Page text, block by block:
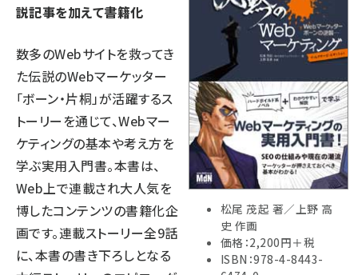
松尾 茂起 著／上野 高
史 作画
価格：2,200円＋税
ISBN：978-4-8443-
説記事を加えて書籍化
数多のWebサイトを救ってき
た伝説のWebマーケッター
「ボーン・片桐」が活躍するス
トーリーを通じて、Webマー
ケティングの基本や考え方を
学ぶ実用入門書。本書は、
Web上で連載され大人気を
博したコンテンツの書籍化企
画です。連載ストーリー全9話
に、本書の書き下ろしとなる